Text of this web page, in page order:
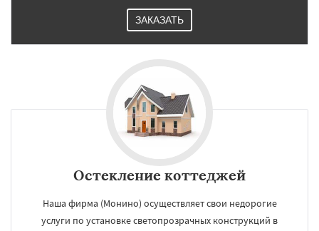
ЗАКАЗАТЬ
Остекление коттеджей
Наша фирма (Монино) осуществляет свои недорогие
услуги по установке светопрозрачных конструкций в